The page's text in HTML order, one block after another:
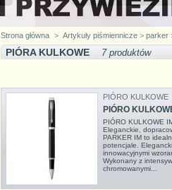
Strona główna > Artykuły piśmiennicze >parker
PIÓRA KULKOWE 7 produktów
PIÓRO KULKOWE
PIÓRO
PIÓRO KULKOWE
Eleganckie,
PARKER IM to
potencjale.
innowacyjnymi
Wykonany z
chromowanymi...